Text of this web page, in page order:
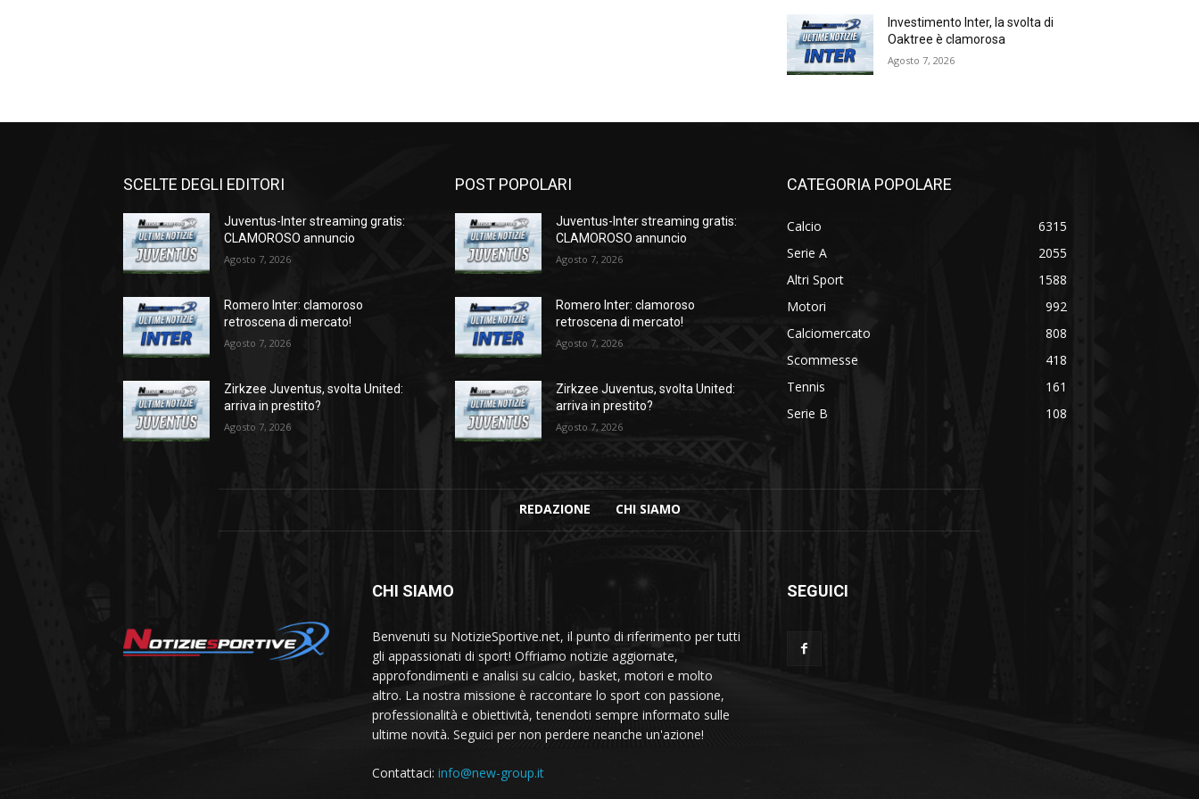
Investimento Inter, la svolta di
Oaktree è clamorosa
Agosto 7, 2026
SCELTE DEGLI EDITORI
Juventus-Inter streaming gratis:
CLAMOROSO annuncio
Agosto 7, 2026
Romero Inter: clamoroso
retroscena di mercato!
Agosto 7, 2026
Zirkzee Juventus, svolta United:
arriva in prestito?
Agosto 7, 2026
POST POPOLARI
Juventus-Inter streaming gratis:
CLAMOROSO annuncio
Agosto 7, 2026
Romero Inter: clamoroso
retroscena di mercato!
Agosto 7, 2026
Zirkzee Juventus, svolta United:
arriva in prestito?
Agosto 7, 2026
CATEGORIA POPOLARE
Calcio
6315
Serie A
2055
Altri Sport
1588
Motori
992
Calciomercato
808
Scommesse
418
Tennis
161
Serie B
108
REDAZIONE CHI SIAMO
CHI SIAMO
Benvenuti su NotizieSportive.net, il punto di riferimento per tutti
gli appassionati di sport! Offriamo notizie aggiornate,
approfondimenti e analisi su calcio, basket, motori e molto
altro. La nostra missione è raccontare lo sport con passione,
professionalità e obiettività, tenendoti sempre informato sulle
ultime novità. Seguici per non perdere neanche un'azione!
Contattaci: info@new-group.it
SEGUICI